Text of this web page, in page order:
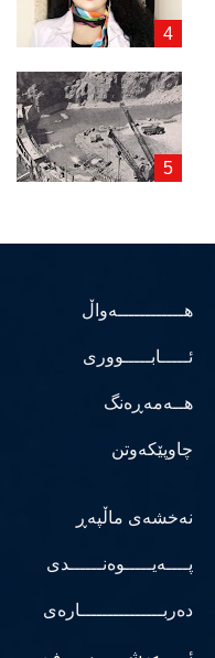
هــــــــــــەواڵ
ئـــــابـــــووری
هــەمەڕەنگ
چاوپێکەوتن
نەخشەی ماڵپەڕ
پــــەیـــــوەنــــــدی
دەربـــــــــــــــارەی